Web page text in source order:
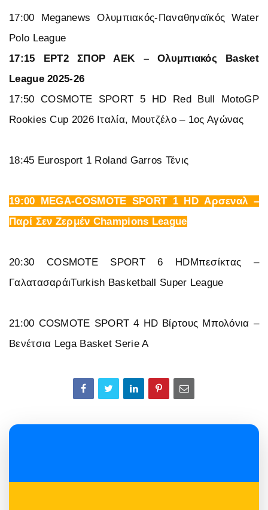
17:00 Meganews Ολυμπιακός-Παναθηναϊκός Water
Polo League
17:15 ΕΡΤ2 ΣΠΟΡ ΑΕΚ – Ολυμπιακός Basket
League 2025-26
17:50 COSMOTE SPORT 5 HD Red Bull MotoGP
Rookies Cup 2026 Ιταλία, Μουτζέλο – 1ος Αγώνας
18:45 Eurosport 1 Roland Garros Τένις
19:00 MEGA-COSMOTE SPORT 1 HD Αρσεναλ –
Παρί Σεν Ζερμέν Champions League
20:30 COSMOTE SPORT 6 HDΜπεσίκτας –
ΓαλατασαράιTurkish Basketball Super League
21:00 COSMOTE SPORT 4 HD Βίρτους Μπολόνια –
Βενέτσια Lega Basket Serie A